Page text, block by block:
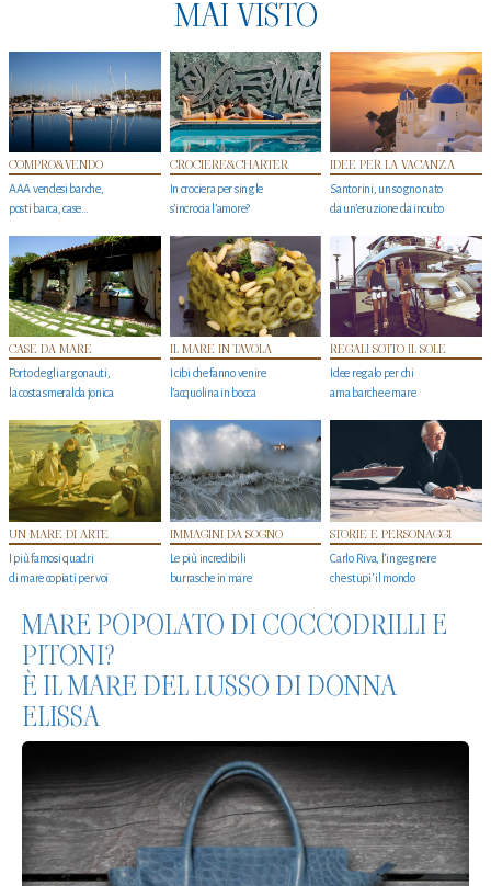
MAI VISTO
COMPRO&VENDO
AAA vendesi barche,
posti barca, case…
CROCIERE&CHARTER
In crociera per single
s'incrocia l’amore?
IDEE PER LA VACANZA
Santorini, un sogno nato
da un’eruzione da incubo
CASE DA MARE
Porto degli argonauti,
la costa smeralda jonica
IL MARE IN TAVOLA
I cibi che fanno venire
l’acquolina in bocca
REGALI SOTTO IL SOLE
Idee regalo per chi
ama barche e mare
UN MARE DI ARTE
I più famosi quadri
di mare copiati per voi
IMMAGINI DA SOGNO
Le più incredibili
burrasche in mare
STORIE E PERSONAGGI
Carlo Riva, l’ingegnere
che stupi' il mondo
MARE POPOLATO DI COCCODRILLI E
PITONI?
È IL MARE DEL LUSSO DI DONNA
ELISSA